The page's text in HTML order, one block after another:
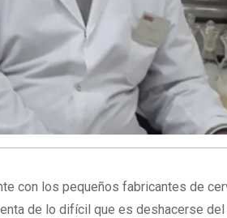
con los pequeños fabricantes de
de lo difícil que es deshacerse del